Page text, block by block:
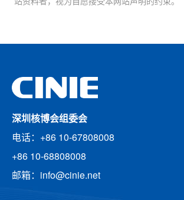
站资料者，视为自愿接受本网站声明的约束。
深圳核博会组委会
电话：+86 10-67808008
+86 10-68808008
邮箱：info@cinie.net